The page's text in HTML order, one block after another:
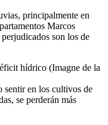
principalmente en
Marcos
son los de
hídrico (Imagne de la
sentir en los cultivos de
se perderán más